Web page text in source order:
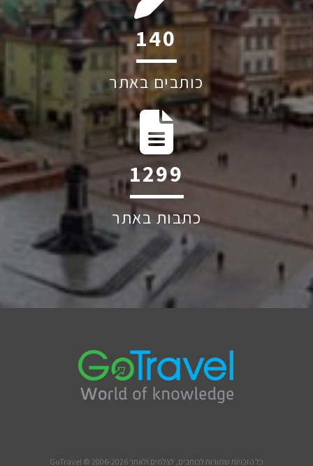
220
כותבים באתר
2047
כתבות באתר
כל הזכויות שמורות לכותבים, לצלמים ולאתר GoTravel © 2006-2026